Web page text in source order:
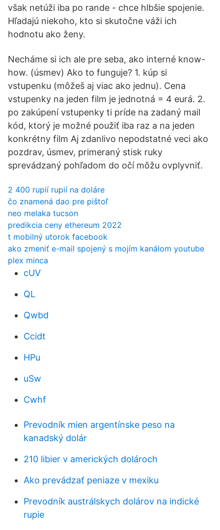
však netúži iba po rande - chce hlbšie spojenie.
Hľadajú niekoho, kto si skutočne váži ich
hodnotu ako ženy.
Necháme si ich ale pre seba, ako interné know-
how. (úsmev) Ako to funguje? 1. kúp si
vstupenku (môžeš aj viac ako jednu). Cena
vstupenky na jeden film je jednotná = 4 eurá. 2.
po zakúpení vstupenky ti príde na zadaný mail
kód, ktorý je možné použiť iba raz a na jeden
konkrétny film Aj zdanlivo nepodstatné veci ako
pozdrav, úsmev, primeraný stisk ruky
sprevádzaný pohľadom do očí môžu ovplyvniť.
2 400 rupií rupií na doláre
čo znamená dao pre pištoľ
neo melaka tucson
predikcia ceny ethereum 2022
t mobilný utorok facebook
ako zmeniť e-mail spojený s mojím kanálom youtube
plex minca
cUV
QL
Qwbd
Ccidt
HPu
uSw
Cwhf
Prevodník mien argentínske peso na
kanadský dolár
210 libier v amerických dolároch
Ako prevádzať peniaze v mexiku
Prevodník austrálskych dolárov na indické
rupie